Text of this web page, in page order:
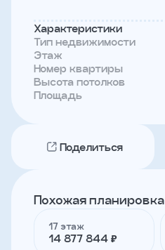
Характеристики
Тип недвижимости
Этаж
Номер квартиры
Высота потолков
Площадь
Поделиться
Похожая планировка
17 этаж
14 877 844 ₽
Имя
Телефон
согласен
на
персональных
данных